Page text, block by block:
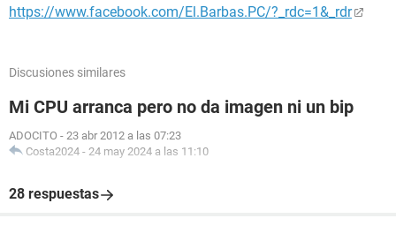
https://www.facebook.com/El.Barbas.PC/?_rdc=1&_rdr
Discusiones similares
Mi CPU arranca pero no da imagen ni un bip
ADOCITO - 23 abr 2012 a las 07:23
Costa2024 - 24 may 2024 a las 11:10
28 respuestas